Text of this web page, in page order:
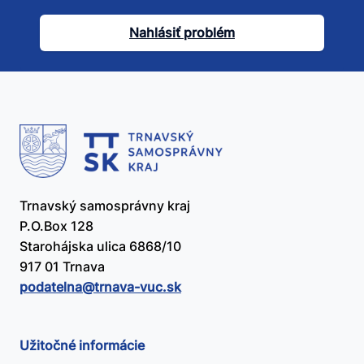
článok
užitočný?
Nahlásiť problém
Trnavský samosprávny kraj
P.O.Box 128
Starohájska ulica 6868/10
917 01 Trnava
podatelna@​trnava-vuc.sk
Užitočné informácie